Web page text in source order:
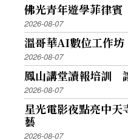
佛光青年遊學菲律
2026-08-07
溫哥華AI數位工作
2026-08-07
鳳山講堂讀報培訓
2026-08-07
星光電影夜點亮中
藝
2026-08-07